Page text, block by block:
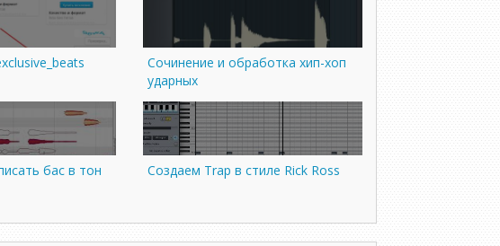
Сочинение и обработка хип-хоп
ударных
бас в тон
Создаем Trap в стиле Rick Ross